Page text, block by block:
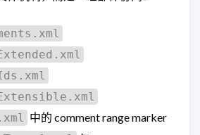
中的 comment range marker